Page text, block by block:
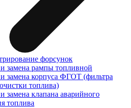
форсунок
замена рампы топливной
замена корпуса ФГОТ (фильтра
топлива)
замена клапана аварийного
топлива